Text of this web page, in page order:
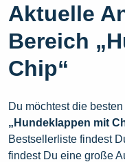
Aktuelle
Bereich
Chip“
Du möchtest die
„Hundeklappen mit
Bestsellerliste findest
findest Du eine große